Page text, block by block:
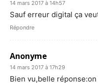
14 mars 2017 à 14h57
Sauf erreur digital ça
Répondre
Anonyme
14 mars 2017 à 17h29
Bien vu,belle